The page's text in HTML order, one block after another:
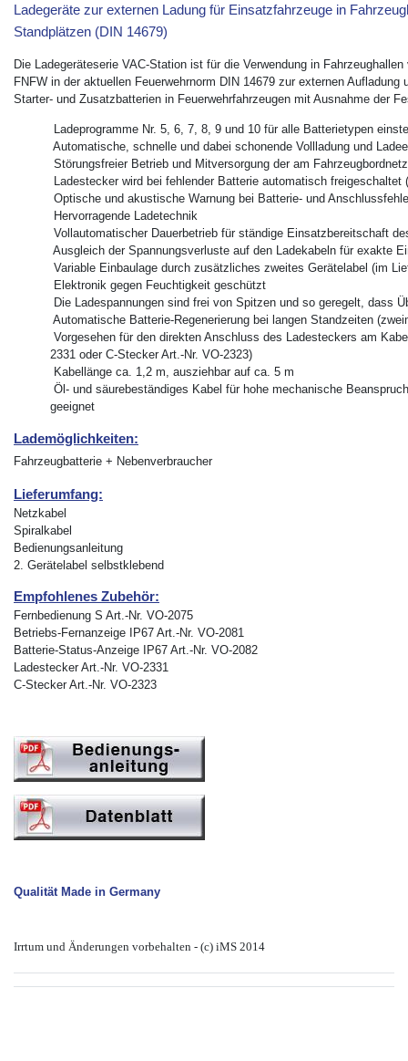
Ladegeräte zur externen Ladung für Einsatzfahrzeuge in
Standplätzen (DIN 14679)
Die Ladegeräteserie VAC-Station ist für die Verwendung in
FNFW in der aktuellen Feuerwehrnorm DIN 14679 zur externen
Starter- und Zusatzbatterien in Feuerwehrfahrzeugen mit Ausnahme der
 Ladeprogramme Nr. 5, 6, 7, 8, 9 und 10 für alle Batterietypen
 Automatische, schnelle und dabei schonende Vollladung und
 Störungsfreier Betrieb und Mitversorgung der am
 Ladestecker wird bei fehlender Batterie automatisch
 Optische und akustische Warnung bei Batterie- und
 Hervorragende Ladetechnik
 Vollautomatischer Dauerbetrieb für ständige Einsatzbereitschaft
 Ausgleich der Spannungsverluste auf den Ladekabeln für exakte
 Variable Einbaulage durch zusätzliches zweites Gerätelabel (im
 Elektronik gegen Feuchtigkeit geschützt
 Die Ladespannungen sind frei von Spitzen und so geregelt, dass
 Automatische Batterie-Regenerierung bei langen Standzeiten
 Vorgesehen für den direkten Anschluss des Ladesteckers am
2331 oder C-Stecker Art.-Nr. VO-2323)
 Kabellänge ca. 1,2 m, ausziehbar auf ca. 5 m
 Öl- und säurebeständiges Kabel für hohe mechanische
geeignet
Lademöglichkeiten:
Fahrzeugbatterie + Nebenverbraucher
Lieferumfang:
Netzkabel
Spiralkabel
Bedienungsanleitung
2. Gerätelabel selbstklebend
Empfohlenes Zubehör:
Fernbedienung S Art.-Nr. VO-2075
Betriebs-Fernanzeige IP67 Art.-Nr. VO-2081
Batterie-Status-Anzeige IP67 Art.-Nr. VO-2082
Ladestecker Art.-Nr. VO-2331
C-Stecker Art.-Nr. VO-2323
Qualität Made in Germany
Irrtum und Änderungen vorbehalten - (c) iMS 2014